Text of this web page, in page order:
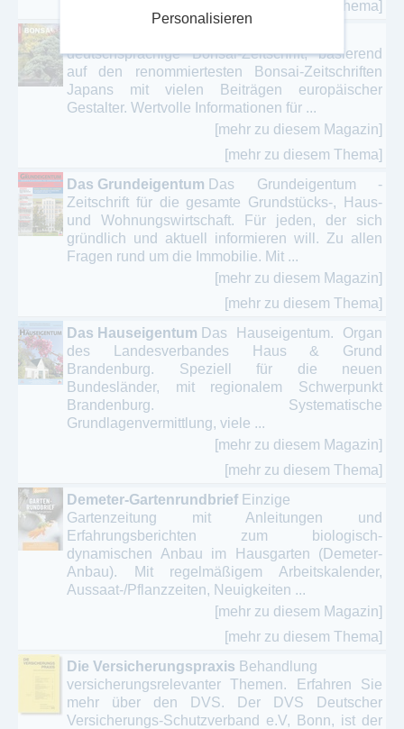
[mehr zu diesem Thema]
deutschsprachige Bonsai-Zeitschrift, basierend
auf den renommiertesten Bonsai-Zeitschriften
Japans mit vielen Beiträgen europäischer
Gestalter. Wertvolle Informationen für ...
[mehr zu diesem Magazin]
[mehr zu diesem Thema]
Das Grundeigentum Das Grundeigentum -
Zeitschrift für die gesamte Grundstücks-, Haus-
und Wohnungswirtschaft. Für jeden, der sich
gründlich und aktuell informieren will. Zu allen
Fragen rund um die Immobilie. Mit ...
[mehr zu diesem Magazin]
[mehr zu diesem Thema]
Das Hauseigentum Das Hauseigentum. Organ
des Landesverbandes Haus & Grund
Brandenburg. Speziell für die neuen
Bundesländer, mit regionalem Schwerpunkt
Brandenburg. Systematische
Grundlagenvermittlung, viele ...
[mehr zu diesem Magazin]
[mehr zu diesem Thema]
Demeter-Gartenrundbrief Einzige
Gartenzeitung mit Anleitungen und
Erfahrungsberichten zum biologisch-
dynamischen Anbau im Hausgarten (Demeter-
Anbau). Mit regelmäßigem Arbeitskalender,
Aussaat-/Pflanzzeiten, Neuigkeiten ...
[mehr zu diesem Magazin]
[mehr zu diesem Thema]
Die Versicherungspraxis Behandlung
versicherungsrelevanter Themen. Erfahren Sie
mehr über den DVS. Der DVS Deutscher
Versicherungs-Schutzverband e.V, Bonn, ist der
Personalisieren